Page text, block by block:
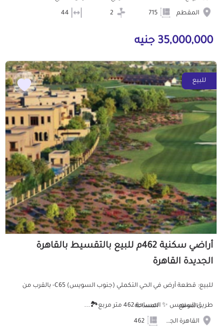
المقطم 715
35,000,000 جنيه
للبيع
أراضي سكنية 462م للبيع بالتقسيط بالقاهرة
الجديدة القاهرة
للبيع: قطعة أرض في الحي التكملي (جنوب السويس) C65- بالقرب من
طريق السويس ✨ المساحة:462 متر مربع🏞️...
الموقع
القاهرة الجديدة
المساحة